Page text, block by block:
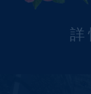
詳